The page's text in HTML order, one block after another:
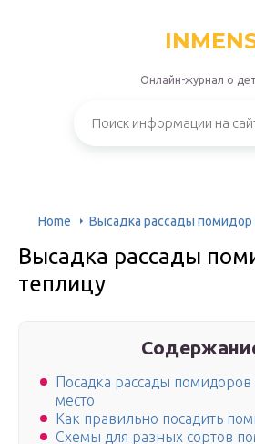
Онлайн-журнал о
Home Высадка рассады помидор
Высадка рассады
теплицу
Посадка рассады помидоров
место
Как правильно посадить
Схемы для разных сортов